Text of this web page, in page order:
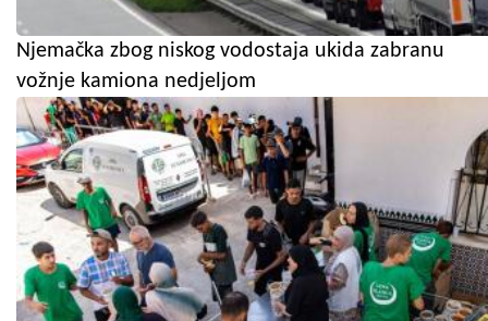
Njemačka zbog niskog vodostaja ukida zabranu
vožnje kamiona nedjeljom